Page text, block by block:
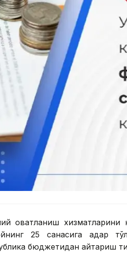
овқатланиш хизматларини
25 санасига қадар
бюджетидан қайтариш